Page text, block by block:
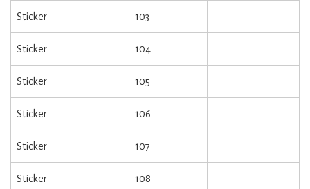
Sticker 103
Sticker 104
Sticker 105
Sticker 106
Sticker 107
Sticker 108